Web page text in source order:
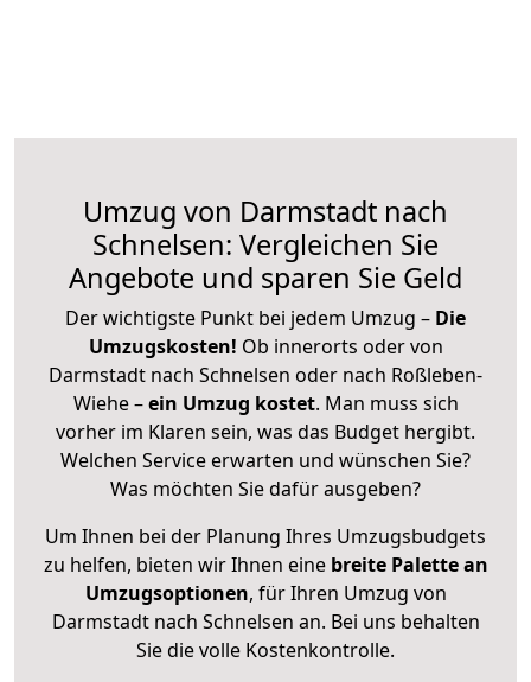
Umzug von Darmstadt nach
Schnelsen: Vergleichen Sie
Angebote und sparen Sie Geld
Der wichtigste Punkt bei jedem Umzug – Die
Umzugskosten! Ob innerorts oder von
Darmstadt nach Schnelsen oder nach Roßleben-
Wiehe –ein Umzug kostet. Man muss sich
vorher im Klaren sein, was das Budget hergibt.
Welchen Service erwarten und wünschen Sie?
Was möchten Sie dafür ausgeben?
Um Ihnen bei der Planung Ihres Umzugsbudgets
zu helfen, bieten wir Ihnen eine breite Palette an
Umzugsoptionen, für Ihren Umzug von
Darmstadt nach Schnelsen an. Bei uns behalten
Sie die volle Kostenkontrolle.